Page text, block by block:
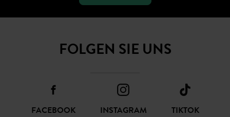
FOLGEN SIE UNS
FACEBOOK INSTAGRAM TIKTOK